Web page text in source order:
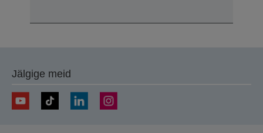
Jälgige meid